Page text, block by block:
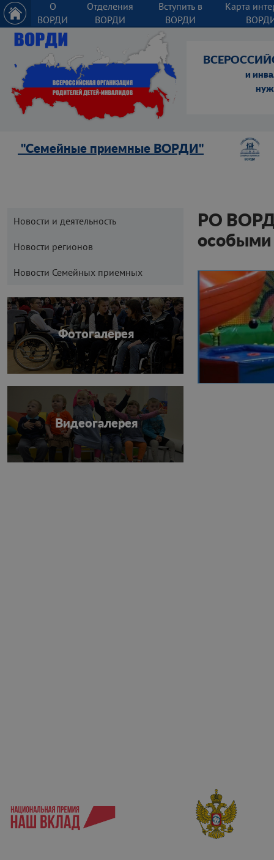
О
ВОРДИ
Отделения
ВОРДИ
Вступить в
ВОРДИ
Карта
и
"Семейные приемные ВОРДИ"
Видеогалерея
Фотогалерея
Новости и деятельность
Новости регионов
Новости Семейных приемных
РО
особыми